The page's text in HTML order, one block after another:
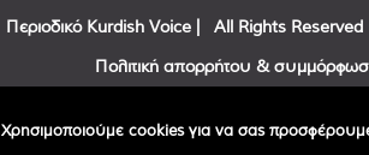
Kurdish Voice | All Rights
Πολιτική απορρήτου &
cookies για να σας